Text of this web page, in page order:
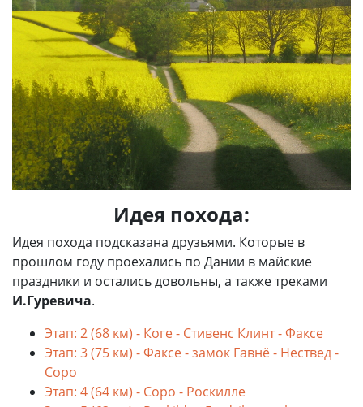
Идея похода:
Идея похода подсказана друзьями. Которые в
прошлом году проехались по Дании в майские
праздники и остались довольны, а также треками
И.Гуревича.
Этап: 2 (68 км) - Коге - Стивенс Клинт - Факсе
Этап: 3 (75 км) - Факсе - замок Гавнё - Нествед -
Соро
Этап: 4 (64 км) - Соро - Роскилле